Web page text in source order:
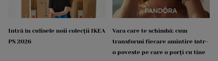
Intră în culisele noii colecții IKEA
PS 2026
Vara care te schimbă: cum
transformi fiecare amintire într-
o poveste pe care o porți cu tine